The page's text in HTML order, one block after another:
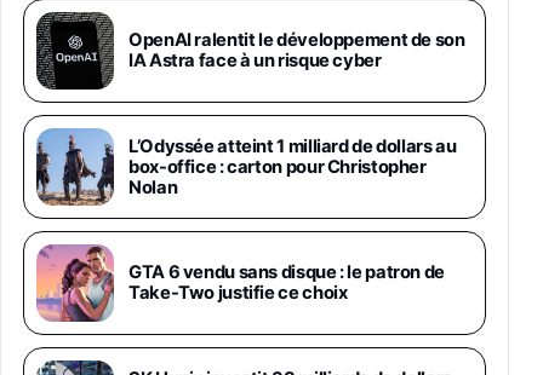
Galaxy S26 Ultra 512 Go Bleu
1019€1399€Fnac (Vendeur Tiers)
Galaxy S26 Ultra 256 Go Violet
892€1199€Fnac (Vendeur Tiers)
Philips SHK2000BL - Casque Enfant - Bleu &
Répartiteur Audio 5 Casques, Blanc
24,94€ 29,96€Fnac (Vendeur Tiers)
Asus RT-AC59U Routeur sans Fil Double
Bande Gigabit (Serveur et Client VPN, Triple
Vlan, Mode Point d'accès et Bridge, contrôle
OpenAI ralentit le développement de son
IA Astra face à un risque cyber
L’Odyssée atteint 1 milliard de dollars au
box-office : carton pour Christopher
Nolan
GTA 6 vendu sans disque : le patron de
Take-Two justifie ce choix